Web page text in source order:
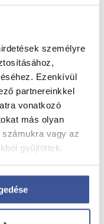
személyre
Ezenkívül
partnereinkkel
vonatkozó
más olyan
vagy az
gyűjtöttek.